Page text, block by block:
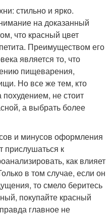
стильно и ярко.
на доказанный
что красный цвет
Преимуществом его
является то, что
пищеварения,
Но все же тем, кто
похудением, не стоит
а выбрать более
и минусов оформления
прислушаться к
как влияет
в том случае, если он
то смело беритесь
покупайте красный
главное не